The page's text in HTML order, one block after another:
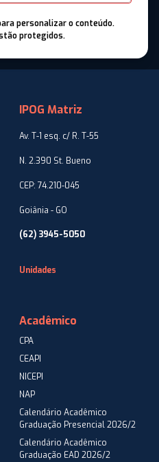
personalizar o conteúdo.
protegidos.
Acadêmico
CPA
CEAPI
NICEPI
NAP
Calendário Acadêmico
Graduação Presencial 2026/2
Calendário Acadêmico
Graduação EAD 2026/2
IPOG Matriz
Av. T-1 esq. c/ R. T-55
N. 2.390 St. Bueno
CEP: 74.210-045
Goiânia - GO
(62) 3945-5050
Unidades